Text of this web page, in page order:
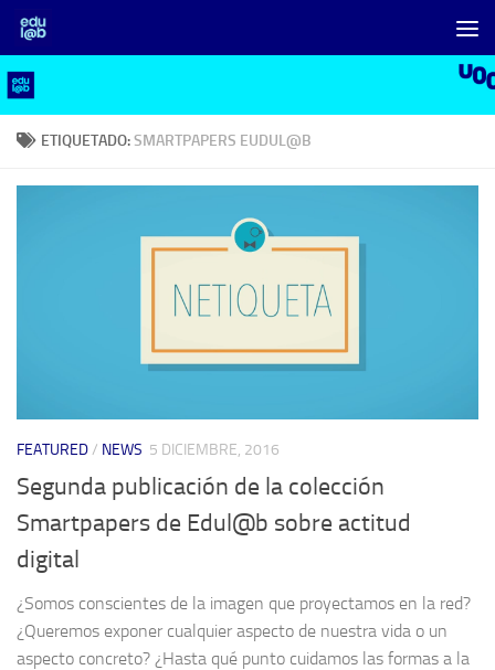
Saltar al contenido
ETIQUETADO:SMARTPAPERS EUDUL@B
FEATURED/ NEWS 5 DICIEMBRE, 2016
Segunda publicación de la colección
Smartpapers de Edul@b sobre actitud
digital
¿Somos conscientes de la imagen que proyectamos en la red?
¿Queremos exponer cualquier aspecto de nuestra vida o un
aspecto concreto? ¿Hasta qué punto cuidamos las formas a la